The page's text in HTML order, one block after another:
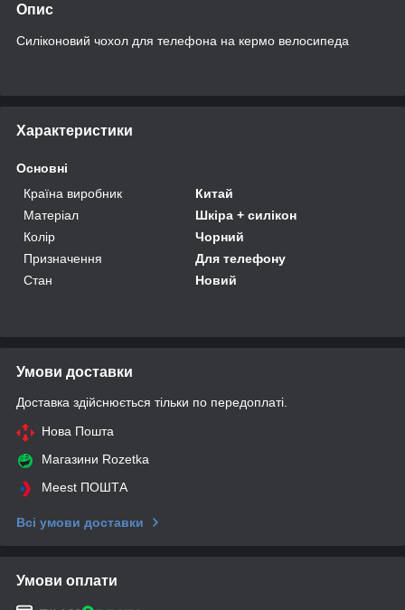
Опис
Силіконовий чохол для телефона на кермо велосипеда
Характеристики
Основні
Країна виробник
Китай
Матеріал
Шкіра + силікон
Колір
Чорний
Призначення
Для телефону
Стан
Новий
Умови доставки
Доставка здійснюється тільки по передоплаті.
Нова Пошта
Магазини Rozetka
Meest ПОШТА
Всі умови доставки
Умови оплати